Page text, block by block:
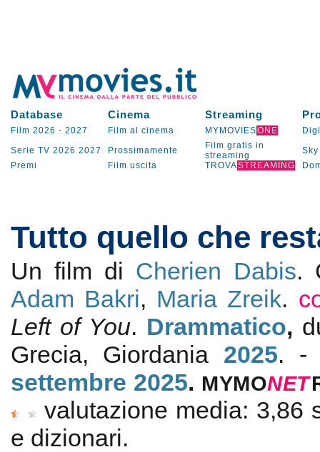
Database Cinema Streaming
Film 2026 - 2027 Film al cinema MYMOVIESONE
Serie TV 2026 2027 Prossimamente
Film gratis in
streaming
Sky
Premi
Film uscita TROVASTREAMING
Tutto quello che
Un film di Cherien Dabis.
Adam Bakri, Maria Zreik.
Left of You. Drammatico,
Grecia, Giordania 2025. -
settembre 2025. MYMONET
valutazione media: 3,86
e dizionari.